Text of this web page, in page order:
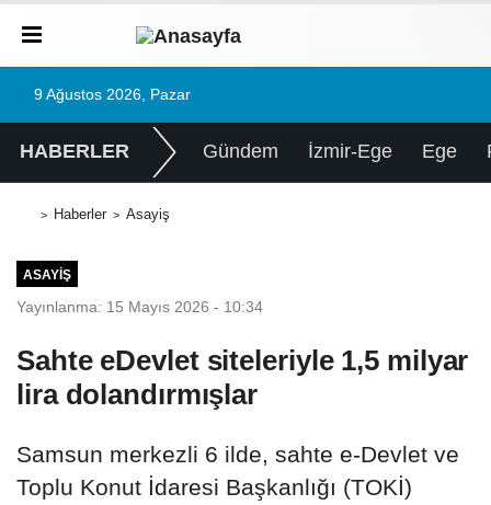
9 Ağustos 2026, Pazar
HABERLER Gündem İzmir-Ege Ege
Haberler Asayiş
ASAYIŞ
Yayınlanma: 15 Mayıs 2026 - 10:34
Sahte eDevlet siteleriyle 1,5 milyar
lira dolandırmışlar
Samsun merkezli 6 ilde, sahte e-Devlet ve
Toplu Konut İdaresi Başkanlığı (TOKİ)